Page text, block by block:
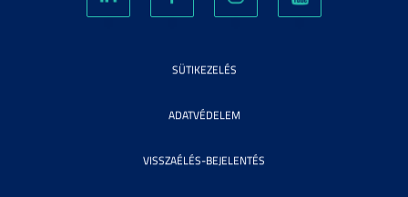
SÜTIKEZELÉS
ADATVÉDELEM
VISSZAÉLÉS-BEJELENTÉS